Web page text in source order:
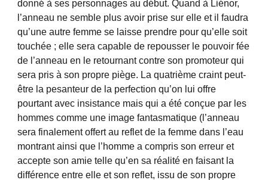
donné à ses personnages au début. Quand à Liénor,
l’anneau ne semble plus avoir prise sur elle et il faudra
qu’une autre femme se laisse prendre pour qu’elle soit
touchée ; elle sera capable de repousser le pouvoir fée
de l’anneau en le retournant contre son promoteur qui
sera pris à son propre piège. La quatrième craint peut-
être la pesanteur de la perfection qu’on lui offre
pourtant avec insistance mais qui a été conçue par les
hommes comme une image fantasmatique (l’anneau
sera finalement offert au reflet de la femme dans l’eau
montrant ainsi que l’homme a compris son erreur et
accepte son amie telle qu’en sa réalité en faisant la
différence entre elle et son reflet, issu de son propre